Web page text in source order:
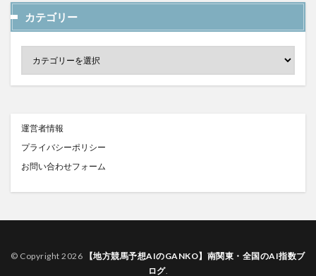
カテゴリー
運営者情報
プライバシーポリシー
お問い合わせフォーム
© Copyright 2026
【地方競馬予想AIのGANKO】南関東・全国のAI指数ブ
ログ.